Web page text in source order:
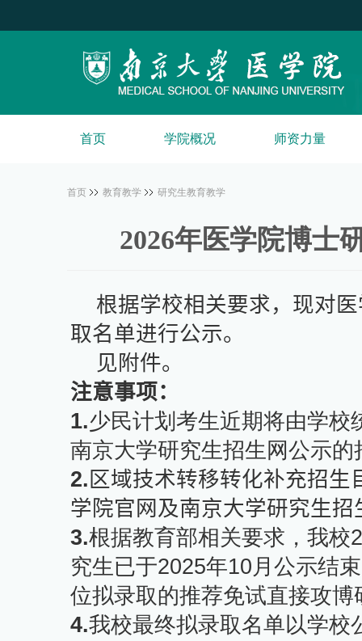
首页 学院概况 师资力量
首页 教育教学 研究生教育教学
2026年医学院博士
根据学校相关要求，现对医
取名单进行公示。
见附件。
注意事项：
1.少民计划考生近期将由学校
南京大学研究生招生网公示的
2. 区域技术转移转化补充招生
学院官网及南京大学研究生
3.根据教育部相关要求，我校
究生已于2025年10月公示结
位拟录取的推荐免试直接攻博
4.我校最终拟录取名单以学校